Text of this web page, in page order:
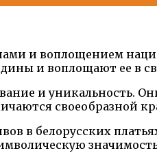
и воплощением
и воплощают ее в
и уникальность.
своеобразной
в белорусских